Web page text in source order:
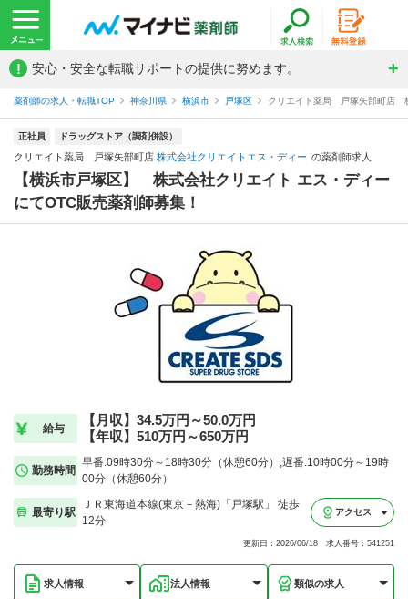
! 安心・安全な転職サポートの提供に努めます。
薬剤師の求人・転職TOP 神奈川県 横浜市 戸塚区 クリエイト薬局 戸塚矢部町店
正社員 ドラッグストア（調剤併設）
クリエイト薬局 戸塚矢部町店 株式会社クリエイトエス・ディー の薬剤師求人
【横浜市戸塚区】 株式会社クリエイト エス・ディー
にてOTC販売薬剤師募集！
給与
【月収】34.5万円～50.0万円
【年収】510万円～650万円
勤務時間
早番:09時30分～18時30分（休憩60分）,遅番:10時00分～19時
00分（休憩60分）
最寄り駅
ＪＲ東海道本線(東京－熱海)「戸塚駅」 徒歩
12分
アクセス
更新日：2026/06/18 求人番号：541251
求人情報 法人情報 類似の求人